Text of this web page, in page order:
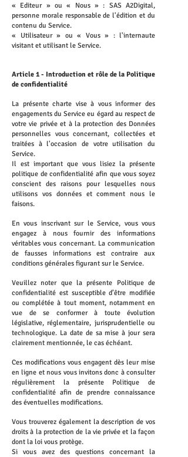
« Editeur » ou « Nous » : SAS A2Digital,
personne morale responsable de l'édition et du
contenu du Service.
« Utilisateur » ou « Vous » : l'internaute
visitant et utilisant le Service.
Article 1 - Introduction et rôle de la Politique
de confidentialité
La présente charte vise à vous informer des
engagements du Service eu égard au respect de
votre vie privée et à la protection des Données
personnelles vous concernant, collectées et
traitées à l'occasion de votre utilisation du
Service.
Il est important que vous lisiez la présente
politique de confidentialité afin que vous soyez
conscient des raisons pour lesquelles nous
utilisons vos données et comment nous le
faisons.
En vous inscrivant sur le Service, vous vous
engagez à nous fournir des informations
véritables vous concernant. La communication
de fausses informations est contraire aux
conditions générales figurant sur le Service.
Veuillez noter que la présente Politique de
confidentialité est susceptible d’être modifiée
ou complétée à tout moment, notamment en
vue de se conformer à toute évolution
législative, réglementaire, jurisprudentielle ou
technologique. La date de sa mise à jour sera
clairement mentionnée, le cas échéant.
Ces modifications vous engagent dès leur mise
en ligne et nous vous invitons donc à consulter
régulièrement la présente Politique de
confidentialité afin de prendre connaissance
des éventuelles modifications.
Vous trouverez également la description de vos
droits à la protection de la vie privée et la façon
dont la loi vous protège.
Si vous avez des questions concernant la